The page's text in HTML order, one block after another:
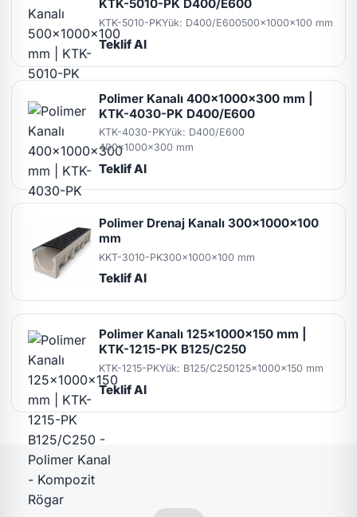
KTK-5010-PK D400/E600
KTK-5010-PKYük: D400/E600500x1000x100 mm
Teklif Al
Polimer Kanalı 400x1000x300 mm |
KTK-4030-PK D400/E600
KTK-4030-PKYük: D400/E600
400x1000x300 mm
Teklif Al
Polimer Drenaj Kanalı 300x1000x100
mm
KKT-3010-PK300x1000x100 mm
Teklif Al
Polimer Kanalı 125x1000x150 mm |
KTK-1215-PK B125/C250
KTK-1215-PKYük: B125/C250125x1000x150 mm
Teklif Al